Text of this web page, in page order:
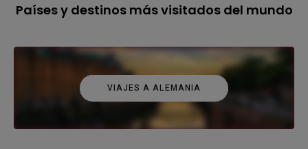
Países y destinos más visitados del mundo
VIAJES A ALEMANIA